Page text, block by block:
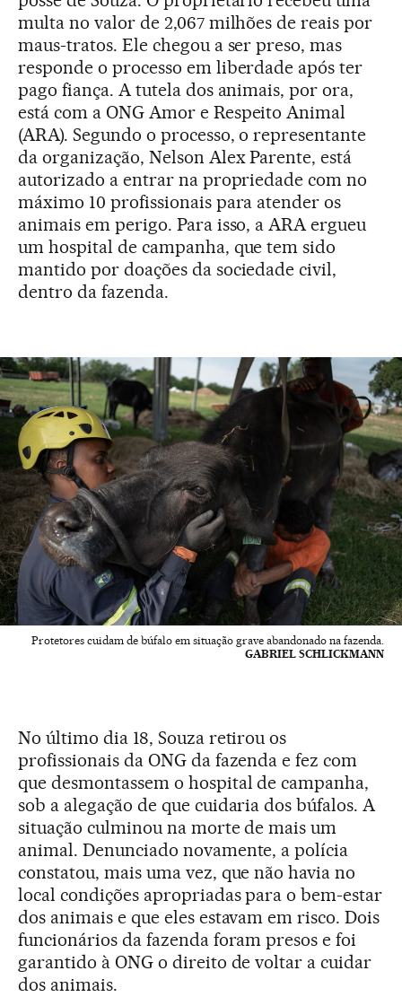
multa no valor de 2,067 milhões de reais por
maus-tratos. Ele chegou a ser preso, mas
responde o processo em liberdade após ter
pago fiança. A tutela dos animais, por ora,
está com a ONG Amor e Respeito Animal
(ARA). Segundo o processo, o representante
da organização, Nelson Alex Parente, está
autorizado a entrar na propriedade com no
máximo 10 profissionais para atender os
animais em perigo. Para isso, a ARA ergueu
um hospital de campanha, que tem sido
mantido por doações da sociedade civil,
dentro da fazenda.
Protetores cuidam de búfalo em situação grave abandonado na fazenda.
GABRIEL SCHLICKMANN
No último dia 18, Souza retirou os
profissionais da ONG da fazenda e fez com
que desmontassem o hospital de campanha,
sob a alegação de que cuidaria dos búfalos. A
situação culminou na morte de mais um
animal. Denunciado novamente, a polícia
constatou, mais uma vez, que não havia no
local condições apropriadas para o bem-estar
dos animais e que eles estavam em risco. Dois
funcionários da fazenda foram presos e foi
garantido à ONG o direito de voltar a cuidar
dos animais.